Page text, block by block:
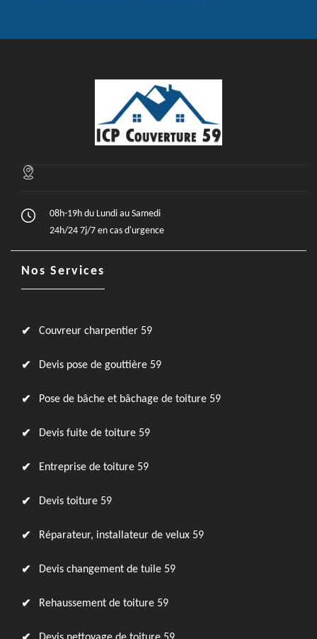
08h-19h du Lundi au Samedi
24h/24 7j/7 en cas d'urgence
Nos Services
Couvreur charpentier 59
Devis pose de gouttière 59
Pose de bâche et bâchage de toiture 59
Devis fuite de toiture 59
Entreprise de toiture 59
Devis toiture 59
Réparateur, installateur de velux 59
Devis changement de tuile 59
Rehaussement de toiture 59